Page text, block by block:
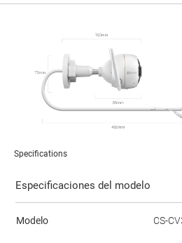
Specifications
Especificaciones del modelo
Modelo CS-